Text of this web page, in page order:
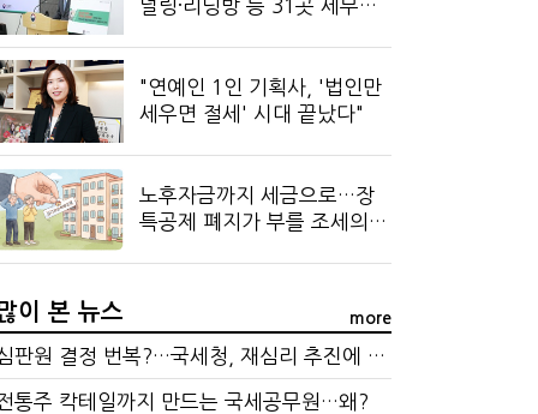
널링·리딩방 등 31곳 세무조
"연예인 1인 기획사, '법인만
세우면 절세' 시대 끝났다"
노후자금까지 세금으로…장
특공제 폐지가 부를 조세의
이 본 뉴스 more
심판원 결정 번복?…국세청, 재심리 추진에 납세자 부담 우려
통주 칵테일까지 만드는 국세공무원…왜?